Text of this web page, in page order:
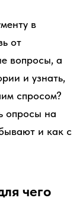
в
от
вопросы, а
и узнать,
спросом?
опросы на
и как с
чего